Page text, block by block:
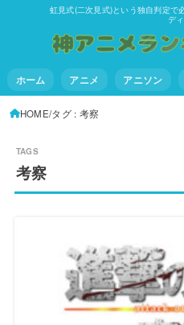
虹見式(二次見式)という独自判定で
デ
ホーム アニメ アニソン
HOME タグ : 考察
考察